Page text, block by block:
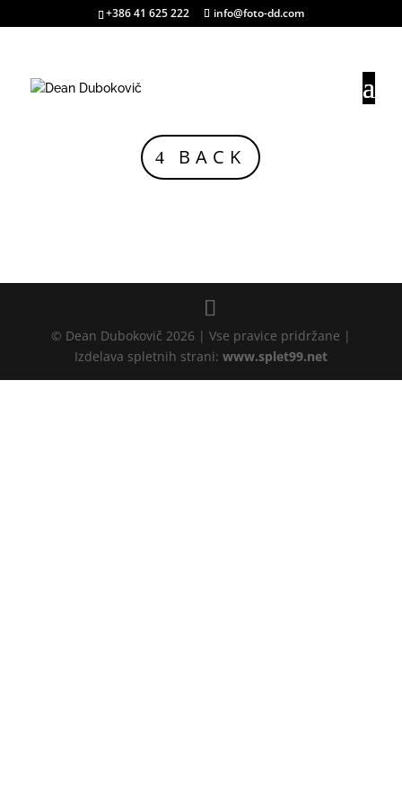
+386 41 625 222 info@foto-dd.com
BACK
© Dean Dubokovič 2026 | Vse pravice pridržane |
Izdelava spletnih strani: www.splet99.net